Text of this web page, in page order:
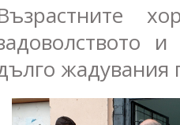
жадувания